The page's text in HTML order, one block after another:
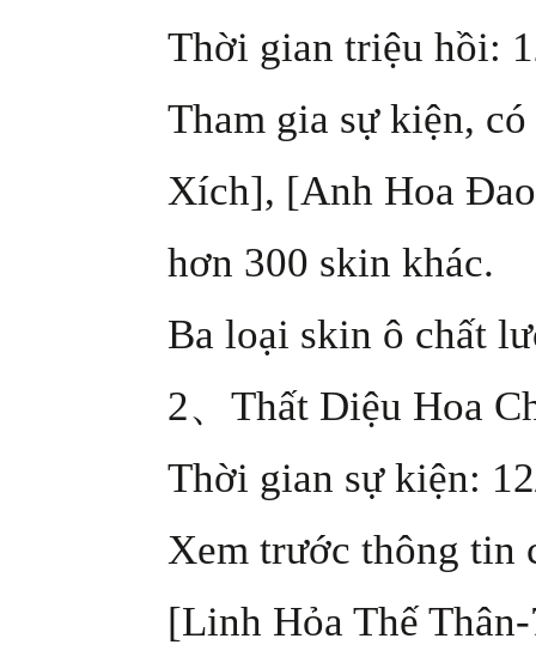
Thời gian triệu hồi:
Tham gia sự kiện,
Xích], [Anh Hoa
hơn 300 skin khác.
Ba loại skin ô chất
2、Thất Diệu Hoa
Thời gian sự kiện:
Xem trước thông tin
[Linh Hỏa Thế